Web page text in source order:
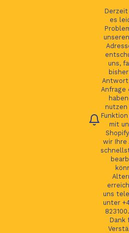
es
uns,
Antwort
Anfrage
nutzen
mit
wir Ihre
uns
unter
Dank